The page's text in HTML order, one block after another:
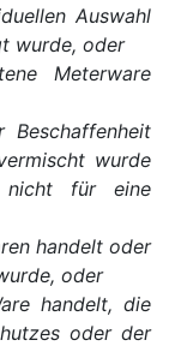
Auswahl
wurde, oder
Meterware
wurde
nicht für eine
handelt oder
oder
handelt, die
oder der